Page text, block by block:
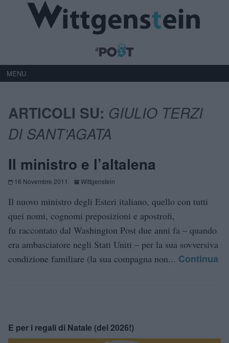
MENU
ARTICOLI SU: GIULIO TERZI
DI SANT’AGATA
Il ministro e l’altalena
16 Novembre 2011 Wittgenstein
Il nuovo ministro degli Esteri italiano, quello con tutti
quei nomi, cognomi preposizioni e apostrofi,
fu raccontato dal Washington Post due anni fa – quando
era ambasciatore negli Stati Uniti – per la sua sovversiva
condizione familiare (la sua compagna non... Continua
E per i regali di Natale (del 2026!)